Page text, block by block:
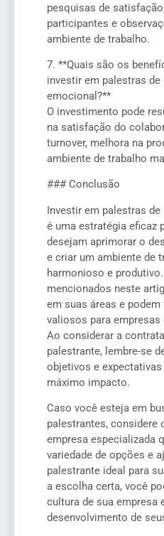
pesquisas de
participantes e
ambiente de trabalho.
7. **Quais são os
investir em palestras
emocional?**
O investimento pode
na satisfação do
turnover, melhora na
ambiente de trabalho
### Conclusão
Investir em palestras
é uma estratégia eficaz
desejam aprimorar o
e criar um ambiente de
harmonioso e
mencionados neste
em suas áreas e
valiosos para
Ao considerar a
palestrante, lembre-se
objetivos e
máximo impacto.
Caso você esteja em
palestrantes, considere
empresa especializada
variedade de opções e
palestrante ideal para
a escolha certa, você
cultura de sua empresa
desenvolvimento de